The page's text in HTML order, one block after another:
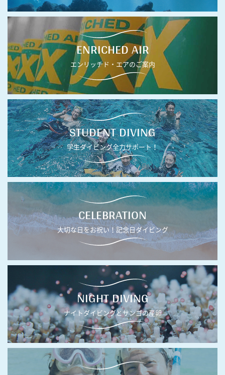
ENRICHED AIR
エンリッチド・エアのご案内
STUDENT DIVING
学生ダイビング全力サポート！
CELEBRATION
大切な日をお祝い！記念日ダイビング
NIGHT DIVING
ナイトダイビングとサンゴの産卵